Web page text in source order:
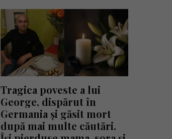
Tragica poveste a lui
George, dispărut în
Germania și găsit mort
după mai multe căutări.